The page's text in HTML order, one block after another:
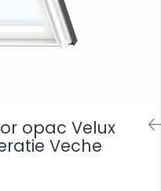
opac Velux
Veche